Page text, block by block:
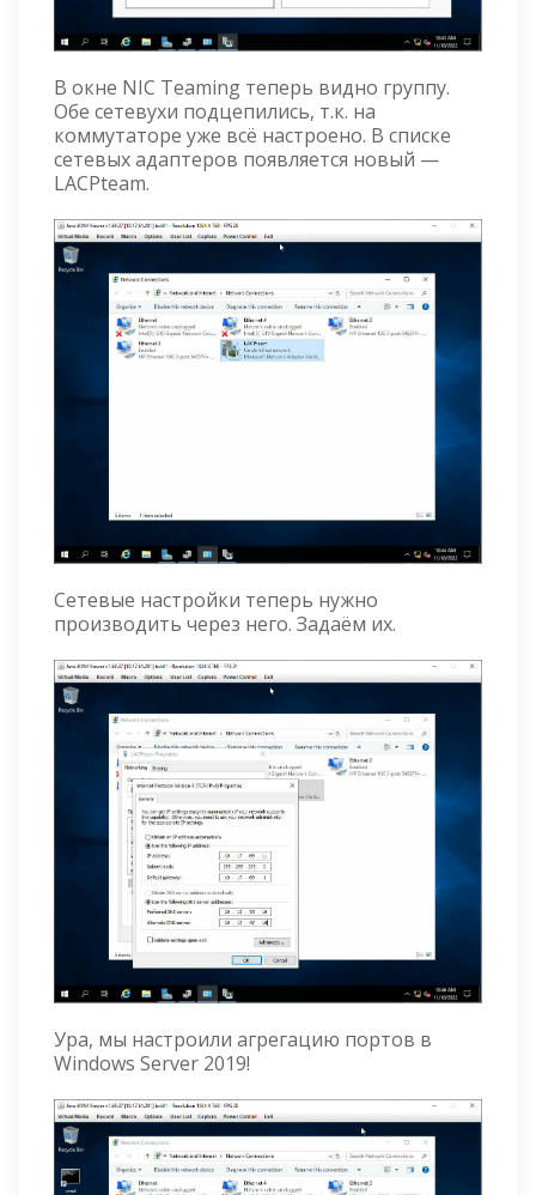
В окне NIC Teaming теперь видно группу.
Обе сетевухи подцепились, т.к. на
коммутаторе уже всё настроено. В списке
сетевых адаптеров появляется новый —
LACPteam.
Сетевые наcтройки теперь нужно
производить через него. Задаём их.
Ура, мы настроили агрегацию портов в
Windows Server 2019!